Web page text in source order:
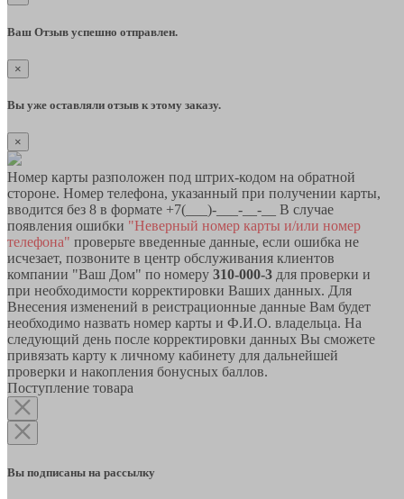
Ваш Отзыв успешно отправлен.
×
Вы уже оставляли отзыв к этому заказу.
×
Номер карты разположен под штрих-кодом на обратной
стороне. Номер телефона, указанный при получении карты,
вводится без 8 в формате +7(___)-___-__-__ В случае
появления ошибки "Неверный номер карты и/или номер
телефона" проверьте введенные данные, если ошибка не
исчезает, позвоните в центр обслуживания клиентов
компании "Ваш Дом" по номеру 310-000-3 для проверки и
при необходимости корректировки Ваших данных. Для
Внесения изменений в реистрационные данные Вам будет
необходимо назвать номер карты и Ф.И.О. владельца. На
следующий день после корректировки данных Вы сможете
привязать карту к личному кабинету для дальнейшей
проверки и накопления бонусных баллов.
Поступление товара
Вы подписаны на рассылку